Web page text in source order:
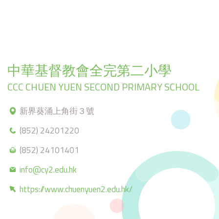
中華基督教會全完第二小學
CCC CHUEN YUEN SECOND PRIMARY SCHOOL
新界葵涌上角街３號
(852) 24201220
(852) 24101401
info@cy2.edu.hk
https://www.chuenyuen2.edu.hk/